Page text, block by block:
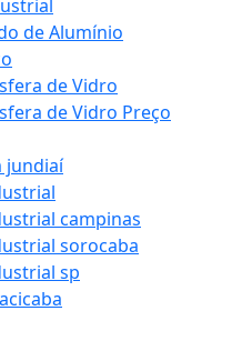
de Alumínio
de Vidro
de Vidro Preço
jundiaí
campinas
sorocaba
sp